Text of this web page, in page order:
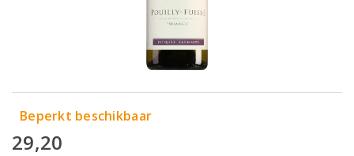
Beperkt beschikbaar
29,20